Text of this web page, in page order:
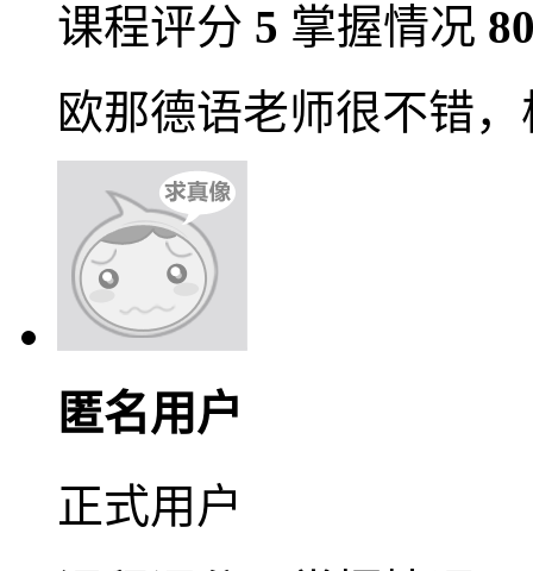
课程评分 5 掌握情况
欧那德语老师很不错
匿名用户
正式用户